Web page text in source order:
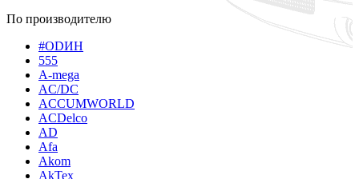
По производителю
#ODИН
555
A-mega
AC/DC
ACCUMWORLD
ACDelco
AD
Afa
Akom
AkTex